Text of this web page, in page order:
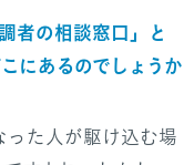
者の相談窓口」と
にあるのでしょうか
った人が駆け込む場